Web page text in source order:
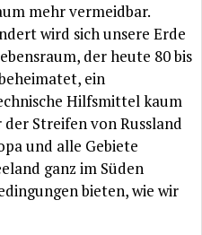
mehr vermeidbar.
wird sich unsere Erde
der heute 80 bis
ein
Hilfsmittel kaum
der Streifen von Russland
und alle Gebiete
ganz im Süden
bieten, wie wir